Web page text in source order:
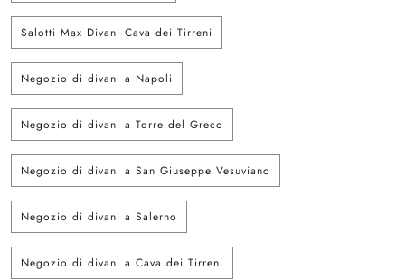
Salotti Max Divani Cava dei Tirreni
Negozio di divani a Napoli
Negozio di divani a Torre del Greco
Negozio di divani a San Giuseppe Vesuviano
Negozio di divani a Salerno
Negozio di divani a Cava dei Tirreni